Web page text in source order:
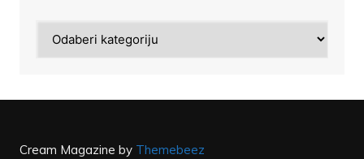
Cream Magazine by Themebeez